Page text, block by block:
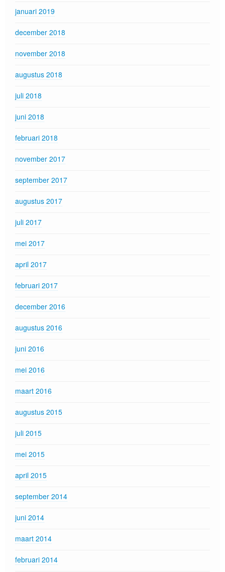
januari 2019
december 2018
november 2018
augustus 2018
juli 2018
juni 2018
februari 2018
november 2017
september 2017
augustus 2017
juli 2017
mei 2017
april 2017
februari 2017
december 2016
augustus 2016
juni 2016
mei 2016
maart 2016
augustus 2015
juli 2015
mei 2015
april 2015
september 2014
juni 2014
maart 2014
februari 2014